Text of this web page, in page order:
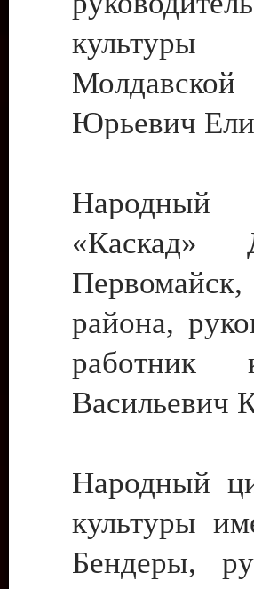
культуры
Юрьевич
Народный
района,
работник
Васильевич
Народный
культуры
Бендеры,